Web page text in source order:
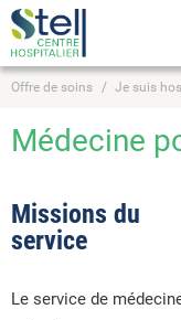
Offre de soins Je suis
Médecine
Missions du
service
Le service de